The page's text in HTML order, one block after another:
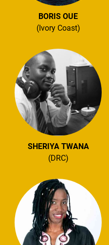
BORIS OUE
(Ivory Coast)
SHERIYA TWANA
(DRC)